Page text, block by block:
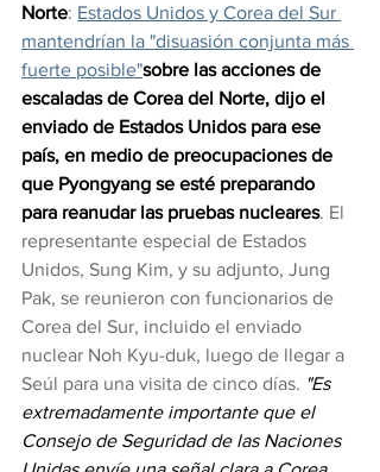
Norte: Estados Unidos y Corea del Sur
mantendrían la "disuasión conjunta más
fuerte posible"sobre las acciones de
escaladas de Corea del Norte, dijo el
enviado de Estados Unidos para ese
país, en medio de preocupaciones de
que Pyongyang se esté preparando
para reanudar las pruebas nucleares. El
representante especial de Estados
Unidos, Sung Kim, y su adjunto, Jung
Pak, se reunieron con funcionarios de
Corea del Sur, incluido el enviado
nuclear Noh Kyu-duk, luego de llegar a
Seúl para una visita de cinco días. "Es
extremadamente importante que el
Consejo de Seguridad de las Naciones